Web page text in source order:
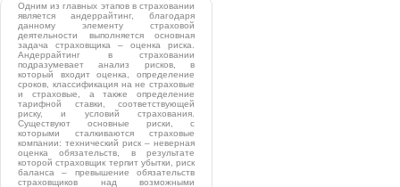
Одним из главных этапов в страховании
является андеррайтинг, благодаря
данному элементу страховой
деятельности выполняется основная
задача страховщика – оценка риска.
Андеррайтинг в страховании
подразумевает анализ рисков, в
который входит оценка, определение
сроков, классификация на не страховые
и страховые, а также определение
тарифной ставки, соответствующей
риску, и условий страхования.
Существуют основные риски, с
которыми сталкиваются страховые
компании: технический риск – неверная
оценка обязательств, в результате
которой страховщик терпит убытки, риск
баланса – превышение обязательств
страховщиков над возможными